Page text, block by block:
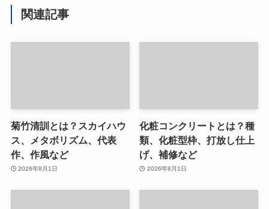
関連記事
菊竹清訓とは？スカイハウ
ス、メタボリズム、代表
作、作風など
2026年8月1日
化粧コンクリートとは？種
類、化粧型枠、打放し仕上
げ、補修など
2026年8月1日